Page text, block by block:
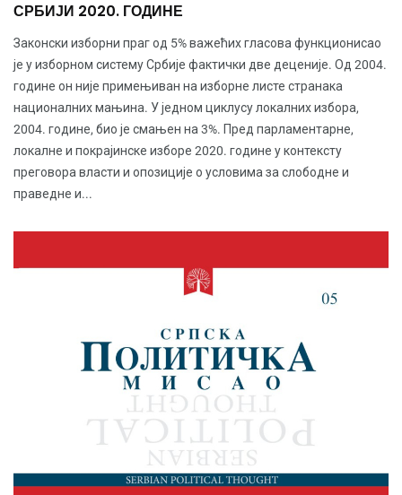
СРБИЈИ 2020. ГОДИНЕ
Законски изборни праг од 5% важећих гласова функционисао
је у изборном систему Србије фактички две деценије. Од 2004.
године он није примењиван на изборне листе странака
националних мањина. У једном циклусу локалних избора,
2004. године, био је смањен на 3%. Пред парламентарне,
локалне и покрајинске изборе 2020. године у контексту
преговора власти и опозиције о условима за слободне и
праведне и...